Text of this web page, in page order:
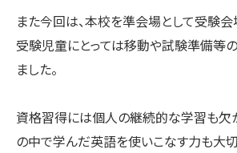
また今回は、本校を準会場として受験会
受験児童にとっては移動や試験準備等
ました。
資格習得には個人の継続的な学習も欠
の中で学んだ英語を使いこなす力も大切